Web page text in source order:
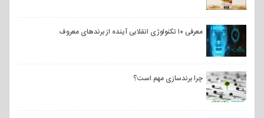
معرفی ۱۰ تکنولوژی انقلابی آینده از برندهای معروف
چرا برندسازی مهم است؟